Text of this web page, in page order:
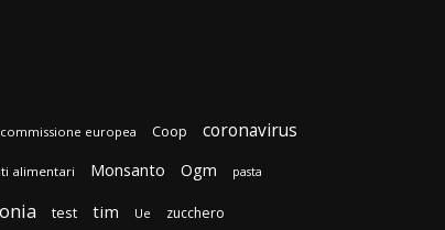
commissione europea Coop coronavirus
alimentari Monsanto Ogm pasta
test tim Ue zucchero